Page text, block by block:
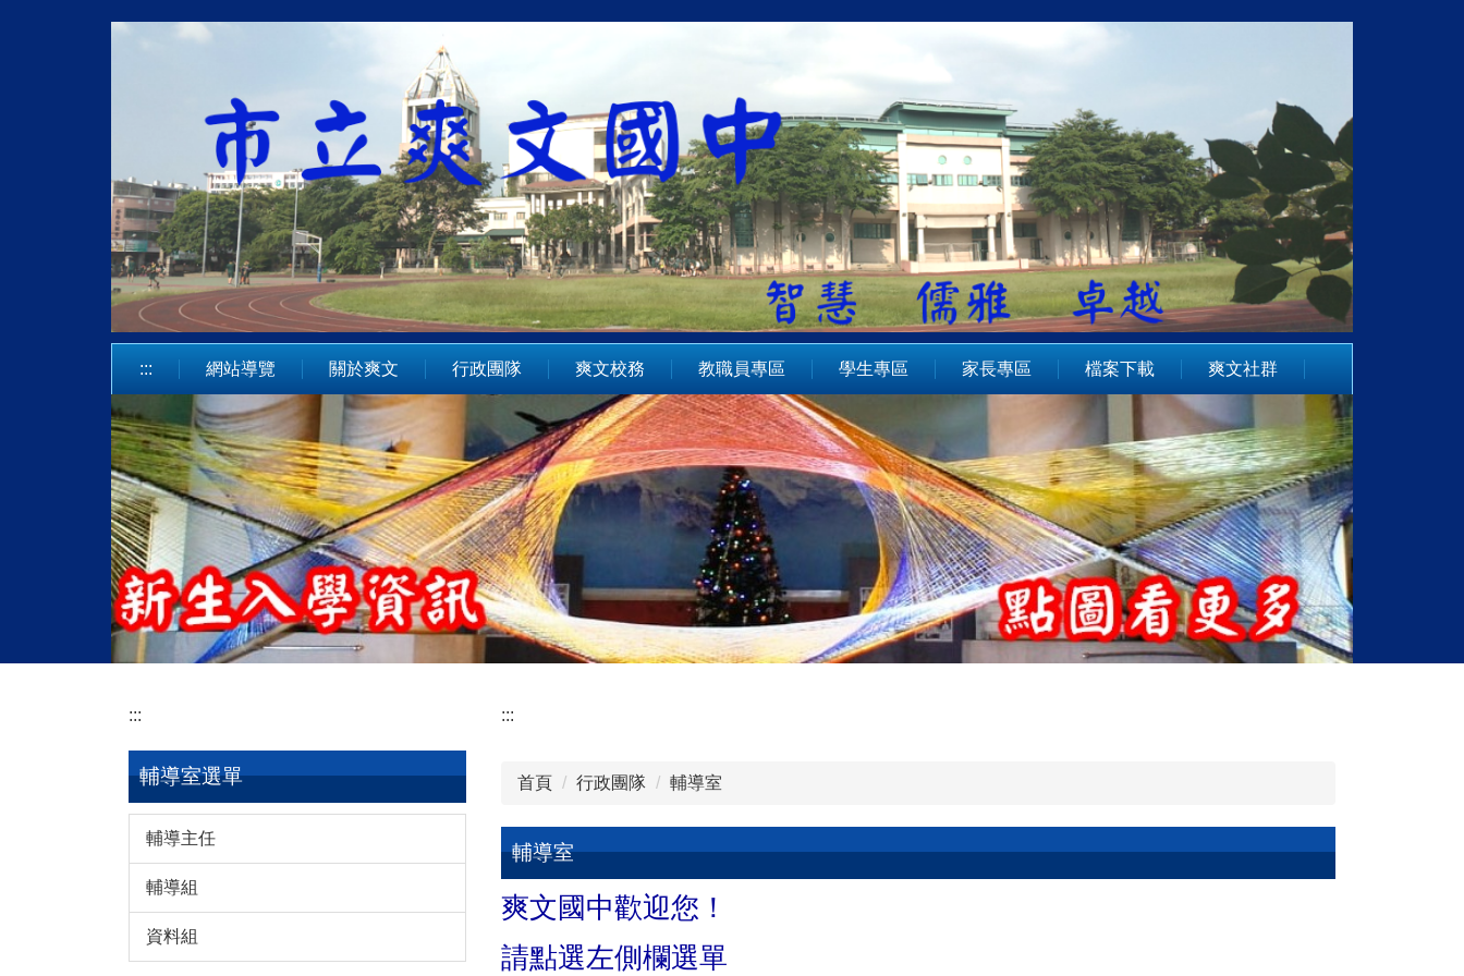
::: 網站導覽 關於爽文 行政團隊 爽文校務 教職員專區 學生專區 家長專區 檔案下載 爽文社群
:::
輔導室選單
輔導主任
輔導組
資料組
:::
首頁 行政團隊 輔導室
輔導室
爽文國中歡迎您！
請點選左側欄選單